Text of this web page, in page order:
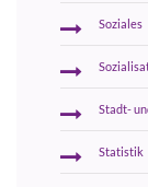
Soziales
Stadt-
Statistik